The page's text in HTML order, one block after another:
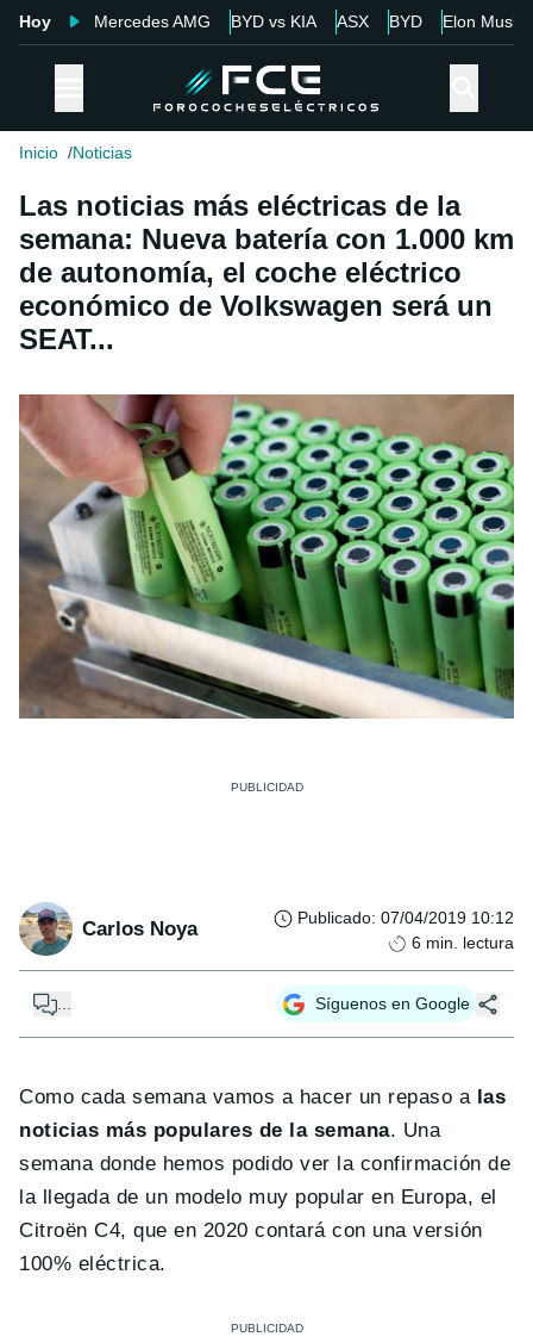
Hoy Mercedes AMG BYD vs KIA ASX BYD Elon Musk
Inicio Noticias
Las noticias más eléctricas de la
semana: Nueva batería con 1.000 km
de autonomía, el coche eléctrico
económico de Volkswagen será un
SEAT...
Carlos Noya Publicado: 07/04/2019 10:12
6 min. lectura
Síguenos en Google
Como cada semana vamos a hacer un repaso a las
noticias más populares de la semana. Una
semana donde hemos podido ver la confirmación de
la llegada de un modelo muy popular en Europa, el
Citroën C4, que en 2020 contará con una versión
100% eléctrica.